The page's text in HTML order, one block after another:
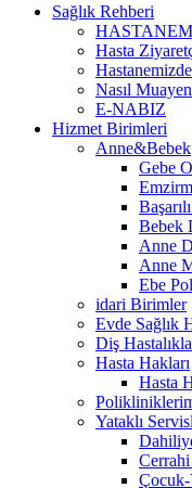
Sağlık Rehberi
Hasta
Nasıl
E-NABIZ
Hizmet Birimleri
Anne&Bebek
Gebe
Bebek
Anne
Anne
Ebe
idari Birimler
Evde Sağlık
Diş
Hasta Hakları
Hasta
Yataklı
Çocuk-